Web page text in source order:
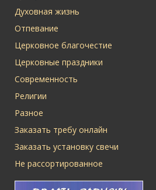
Духовная жизнь
Отпевание
Церковное благочестие
Церковные праздники
Современность
Религии
Разное
Заказать требу онлайн
Заказать установку свечи
Не рассортированное